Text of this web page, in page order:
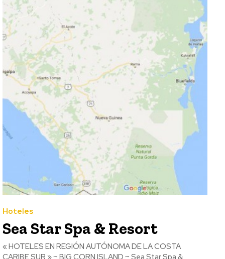
Hoteles
Sea Star Spa & Resort
« HOTELES EN REGIÓN AUTÓNOMA DE LA COSTA
CARIBE SUR » ~ BIG CORN ISLAND ~ Sea Star Spa &